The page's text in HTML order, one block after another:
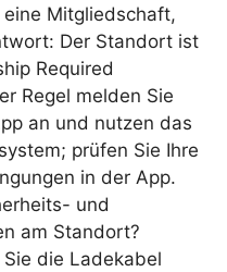
eine Mitgliedschaft,
Der Standort ist
Required
Regel melden Sie
an und nutzen das
prüfen Sie Ihre
in der App.
und
am Standort?
die Ladekabel